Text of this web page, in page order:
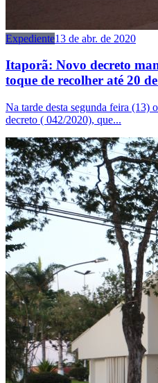
Expediente13 de abr. de 2020
Itaporã: Novo decreto
toque de recolher até 20
Na tarde desta segunda feira
decreto ( 042/2020), que...